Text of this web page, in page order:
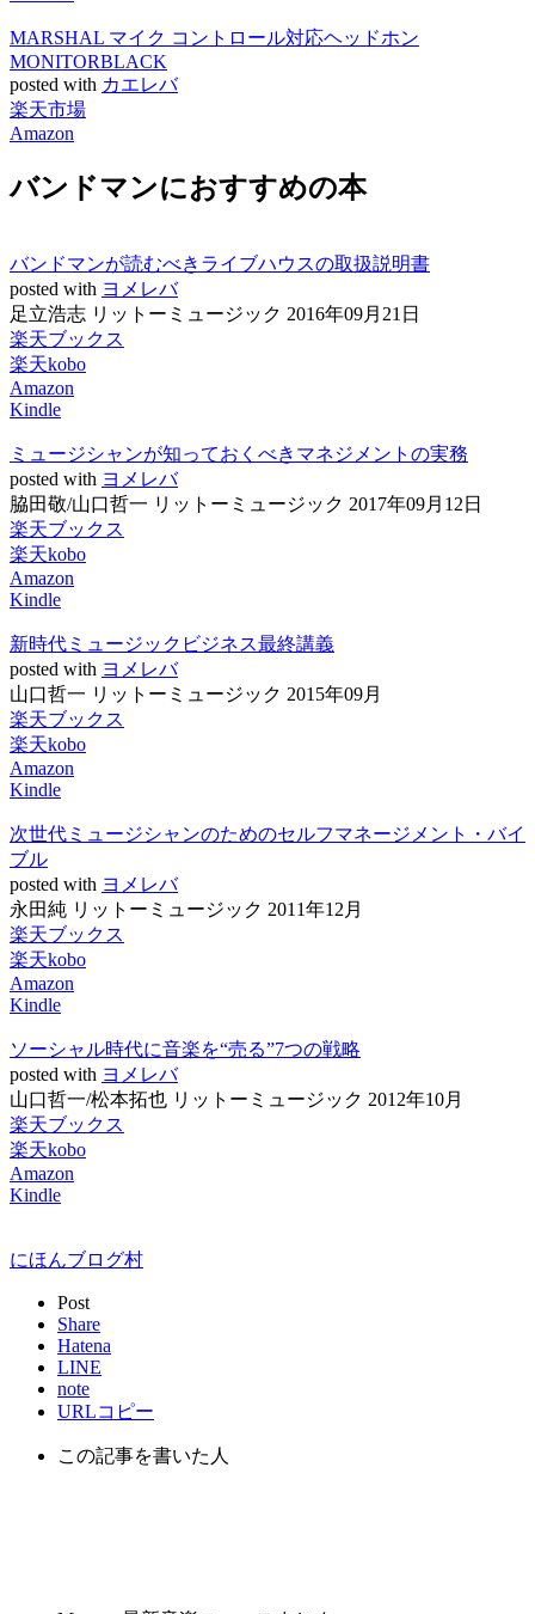
MARSHAL マイク コントロール対応ヘッドホン
MONITORBLACK
posted with カエレバ
楽天市場
Amazon
バンドマンにおすすめの本
バンドマンが読むべきライブハウスの取扱説明書
posted with ヨメレバ
足立浩志 リットーミュージック 2016年09月21日
楽天ブックス
楽天kobo
Amazon
Kindle
ミュージシャンが知っておくべきマネジメントの実務
posted with ヨメレバ
脇田敬/山口哲一 リットーミュージック 2017年09月12日
楽天ブックス
楽天kobo
Amazon
Kindle
新時代ミュージックビジネス最終講義
posted with ヨメレバ
山口哲一 リットーミュージック 2015年09月
楽天ブックス
楽天kobo
Amazon
Kindle
次世代ミュージシャンのためのセルフマネージメント・バイ
ブル
posted with ヨメレバ
永田純 リットーミュージック 2011年12月
楽天ブックス
楽天kobo
Amazon
Kindle
ソーシャル時代に音楽を“売る”7つの戦略
posted with ヨメレバ
山口哲一/松本拓也 リットーミュージック 2012年10月
楽天ブックス
楽天kobo
Amazon
Kindle
にほんブログ村
Post
Share
Hatena
LINE
note
URLコピー
この記事を書いた人